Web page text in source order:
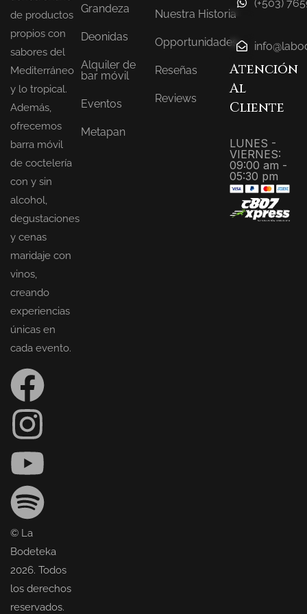
de productos
propios con
sabores del
Mediterráneo
y lo tropical.
Además,
ofrecemos
barra móvil
de coctelería
con y sin
alcohol,
degustaciones
y cenas
maridaje con
vinos,
creando
experiencias
únicas en
cada evento.
© La
Bodeteka
2026. Todos
los derechos
reservados.
Grandeza
Deonidas
Alquiler de
bar móvil
Eventos
Metapan
Nuestra Historia
Opportunidades
Reseñas
Reviews
(+503)
Atención
Al
Cliente
LUNES -
VIERNES:
09:00 am -
05:30 pm